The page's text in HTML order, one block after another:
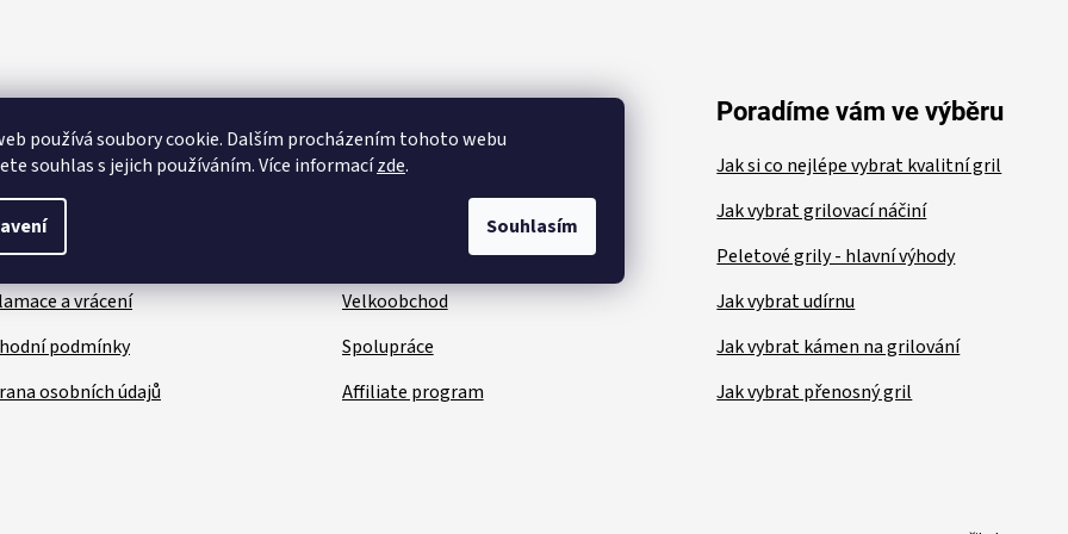
používá soubory cookie. Dalším procházením tohoto webu
souhlas s jejich používáním. Více informacízde.
Souhlasím
prodejna
a platba
a vrácení
podmínky
osobních údajů
O nás
Hodnocení a recenze
Velkoobchod
Spolupráce
Affiliate program
Poradíme vám ve výběru
Jak si co nejlépe vybrat kvalitní gril
Jak vybrat grilovací náčiní
Peletové grily - hlavní výhody
Jak vybrat udírnu
Jak vybrat kámen na grilování
Jak vybrat přenosný gril